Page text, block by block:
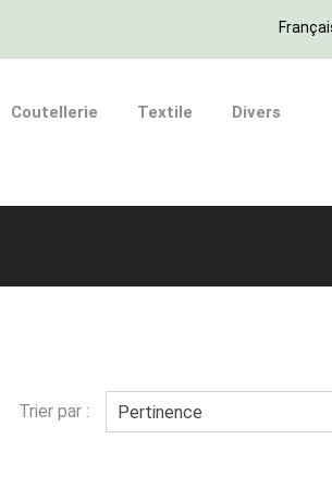
Coutellerie Textile Divers
Trier par : Pertinence